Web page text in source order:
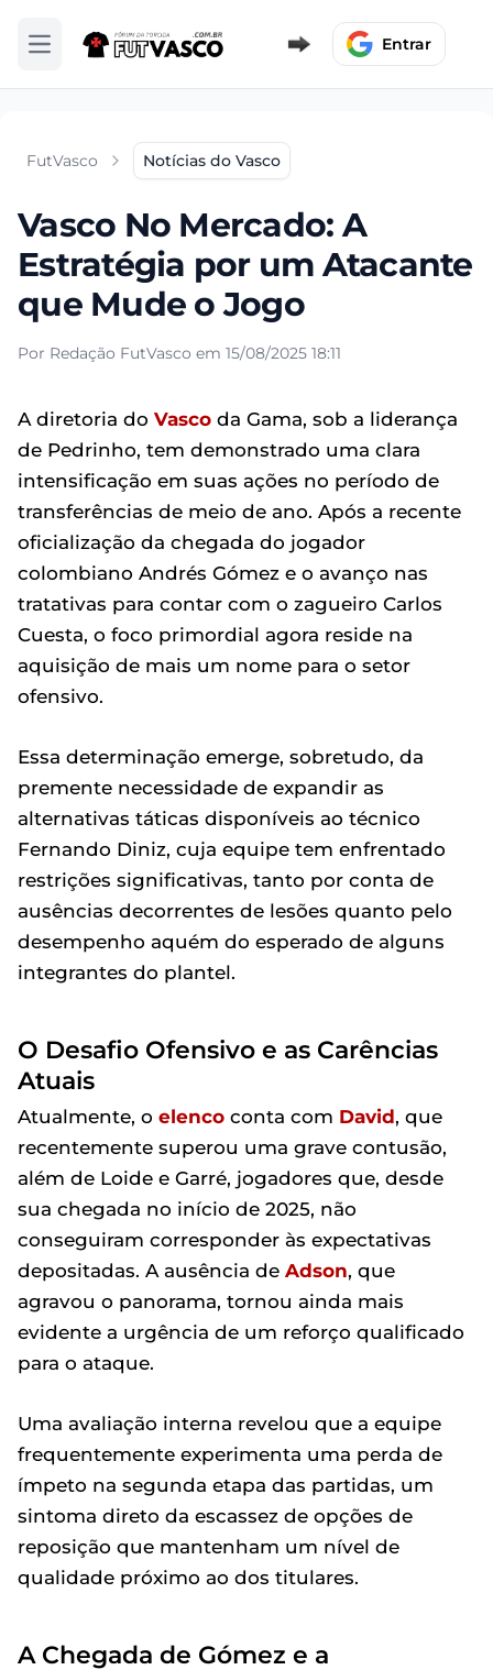
Abrir menu Entrar
FutVasco Notícias do Vasco
Vasco No Mercado: A
Estratégia por um Atacante
que Mude o Jogo
Por Redação FutVasco em 15/08/2025 18:11
A diretoria do Vasco da Gama, sob a liderança
de Pedrinho, tem demonstrado uma clara
intensificação em suas ações no período de
transferências de meio de ano. Após a recente
oficialização da chegada do jogador
colombiano Andrés Gómez e o avanço nas
tratativas para contar com o zagueiro Carlos
Cuesta, o foco primordial agora reside na
aquisição de mais um nome para o setor
ofensivo.
Essa determinação emerge, sobretudo, da
premente necessidade de expandir as
alternativas táticas disponíveis ao técnico
Fernando Diniz, cuja equipe tem enfrentado
restrições significativas, tanto por conta de
ausências decorrentes de lesões quanto pelo
desempenho aquém do esperado de alguns
integrantes do plantel.
O Desafio Ofensivo e as Carências
Atuais
Atualmente, o elenco conta com David, que
recentemente superou uma grave contusão,
além de Loide e Garré, jogadores que, desde
sua chegada no início de 2025, não
conseguiram corresponder às expectativas
depositadas. A ausência de Adson, que
agravou o panorama, tornou ainda mais
evidente a urgência de um reforço qualificado
para o ataque.
Uma avaliação interna revelou que a equipe
frequentemente experimenta uma perda de
ímpeto na segunda etapa das partidas, um
sintoma direto da escassez de opções de
reposição que mantenham um nível de
qualidade próximo ao dos titulares.
A Chegada de Gómez e a